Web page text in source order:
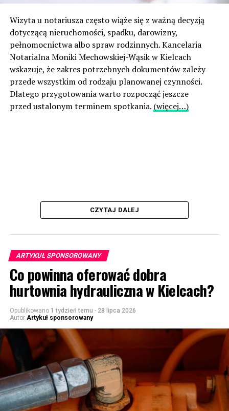
Wizyta u notariusza często wiąże się z ważną decyzją
dotyczącą nieruchomości, spadku, darowizny,
pełnomocnictwa albo spraw rodzinnych. Kancelaria
Notarialna Moniki Mechowskiej-Wąsik w Kielcach
wskazuje, że zakres potrzebnych dokumentów zależy
przede wszystkim od rodzaju planowanej czynności.
Dlatego przygotowania warto rozpocząć jeszcze
przed ustalonym terminem spotkania. (więcej…)
CZYTAJ DALEJ
ARTYKUŁ SPONSOROWANY
Co powinna oferować dobra
hurtownia hydrauliczna w Kielcach?
Opublikowano 1 tydzień temu - 28 lipca 2026
Autor Artykuł sponsorowany